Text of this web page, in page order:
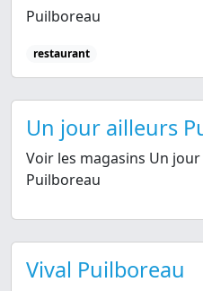
Puilboreau
restaurant
Un jour ailleurs
Voir les magasins Un
Puilboreau
Vival Puilboreau